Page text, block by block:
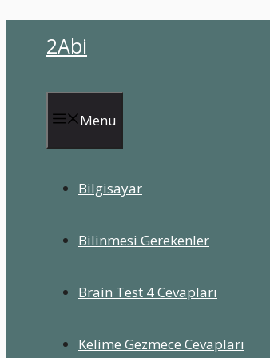
2Abi
Menu
Bilgisayar
Bilinmesi Gerekenler
Brain Test 4 Cevapları
Kelime Gezmece Cevapları